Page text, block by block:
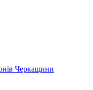
Черкащини